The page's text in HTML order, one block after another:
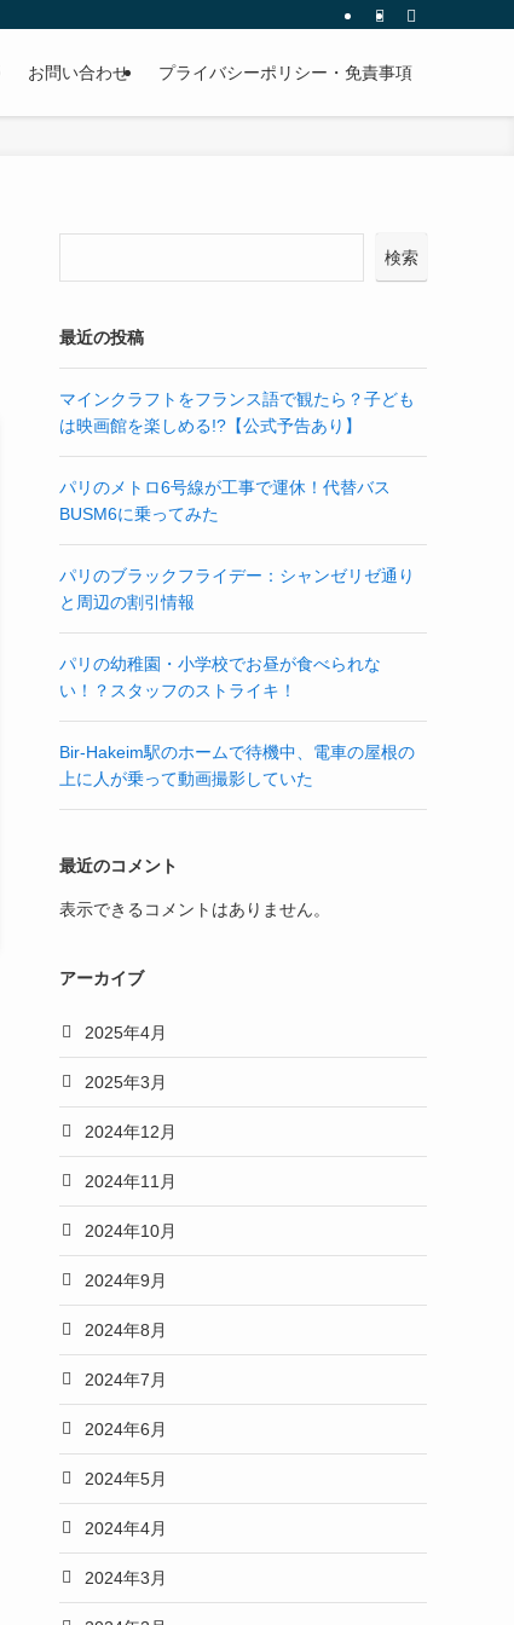
お問い合わせ プライバシーポリシー・免責事項
検索
最近の投稿
マインクラフトをフランス語で観たら？子ども
は映画館を楽しめる!?【公式予告あり】
パリのメトロ6号線が工事で運休！代替バス
BUSM6に乗ってみた
パリのブラックフライデー：シャンゼリゼ通り
と周辺の割引情報
パリの幼稚園・小学校でお昼が食べられな
い！？スタッフのストライキ！
Bir-Hakeim駅のホームで待機中、電車の屋根の
上に人が乗って動画撮影していた
最近のコメント
表示できるコメントはありません。
アーカイブ
2025年4月
2025年3月
2024年12月
2024年11月
2024年10月
2024年9月
2024年8月
2024年7月
2024年6月
2024年5月
2024年4月
2024年3月